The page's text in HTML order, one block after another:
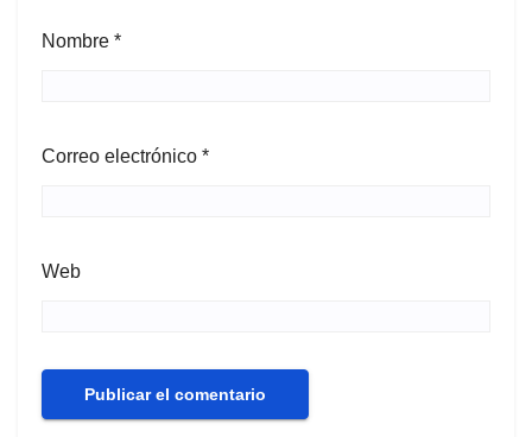
Nombre *
Correo electrónico *
Web